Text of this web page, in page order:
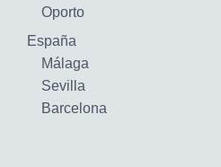
Oporto
España
Málaga
Sevilla
Barcelona